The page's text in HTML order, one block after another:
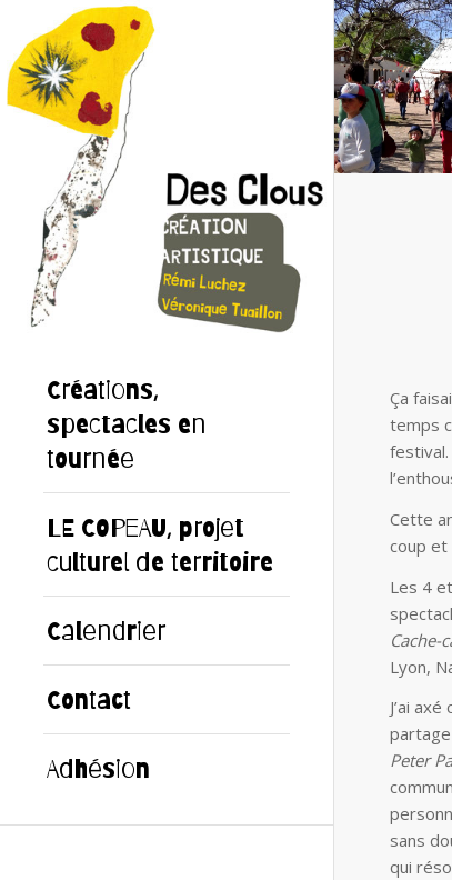
Créations,
spectacles en
tournée
LE COPEAU, projet
culturel de territoire
Calendrier
Contact
Adhésion
Ça
temps
Cette
coup et
Les 4
Cache-
Lyon,
J’ai
Peter
sans
qui